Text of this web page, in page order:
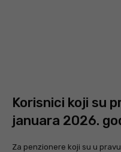
Korisnici koji su
januara 2026.
Za penzionere koji su u